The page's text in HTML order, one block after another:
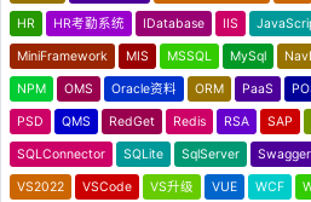
HR HR考勤系统 IDatabase IIS
MiniFramework MIS MSSQL MySql
NPM OMS Oracle资料 ORM PaaS
PSD QMS RedGet Redis RSA SAP
SQLConnector SQLite SqlServer Swagger
VS2022 VSCode VS升级 VUE WCF